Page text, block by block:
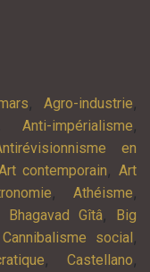
, Agro-industrie,
,Anti-impérialisme,
en
contemporain,Art
,Athéisme,
Bhagavad Gîtâ,
Big
Cannibalisme social ,
,Castellano,